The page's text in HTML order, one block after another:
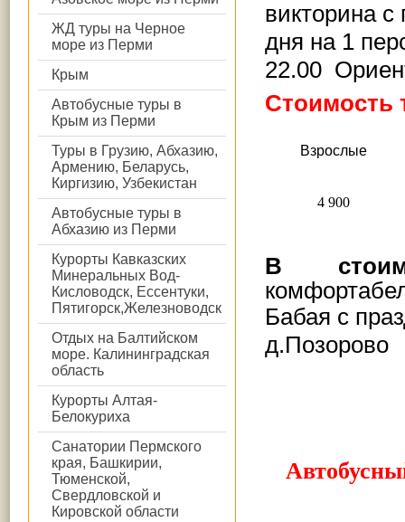
ЖД туры на Черное
море из Перми
Крым
Автобусные туры в
Крым из Перми
Туры в Грузию, Абхазию,
Армению, Беларусь,
Киргизию, Узбекистан
Автобусные туры в
Абхазию из Перми
Курорты Кавказских
Минеральных Вод-
Кисловодск, Ессентуки,
Пятигорск,Железноводск
Отдых на Балтийском
море. Калининградская
область
Курорты Алтая-
Белокуриха
Санатории Пермского
края, Башкирии,
Тюменской,
Свердловской и
Кировской области
викторина
дня на 1
22.00
Стоимость
Взрослые
4 900
В
Бабая с
д.Позорово